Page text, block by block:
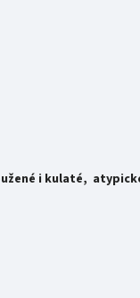
i kulaté,